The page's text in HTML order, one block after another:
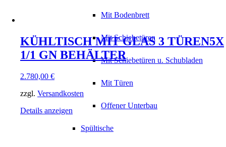
Mit Bodenbrett
Mit Schiebetüren
Mit Schiebetüren u. Schubladen
Mit Türen
Offener Unterbau
Spültische
KÜHLTISCH MIT GLAS 3 TÜREN5X
1/1 GN BEHÄLTER
2.780,00 €
zzgl. Versandkosten
Details anzeigen